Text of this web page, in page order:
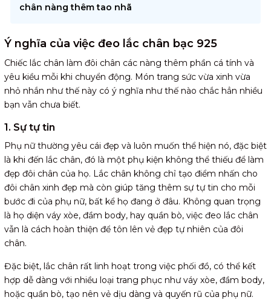
chân nàng thêm tao nhã
Ý nghĩa của việc đeo lắc chân bạc 925
Chiếc lắc chân làm đôi chân các nàng thêm phần cá tính và
yêu kiều mỗi khi chuyển động. Món trang sức vừa xinh vừa
nhỏ nhắn như thế này có ý nghĩa như thế nào chắc hẳn nhiều
bạn vẫn chưa biết.
1. Sự tự tin
Phụ nữ thường yêu cái đẹp và luôn muốn thể hiện nó, đặc biệt
là khi đến lắc chân, đó là một phụ kiện không thể thiếu để làm
đẹp đôi chân của họ. Lắc chân không chỉ tạo điểm nhấn cho
đôi chân xinh đẹp mà còn giúp tăng thêm sự tự tin cho mỗi
bước đi của phụ nữ, bất kể họ đang ở đâu. Không quan trọng
là họ diện váy xòe, đầm body, hay quần bò, việc đeo lắc chân
vẫn là cách hoàn thiện để tôn lên vẻ đẹp tự nhiên của đôi
chân.
Đặc biệt, lắc chân rất linh hoạt trong việc phối đồ, có thể kết
hợp dễ dàng với nhiều loại trang phục như váy xòe, đầm body,
hoặc quần bò, tạo nên vẻ dịu dàng và quyến rũ của phụ nữ.